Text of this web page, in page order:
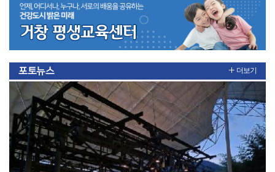
포토뉴스 더보기